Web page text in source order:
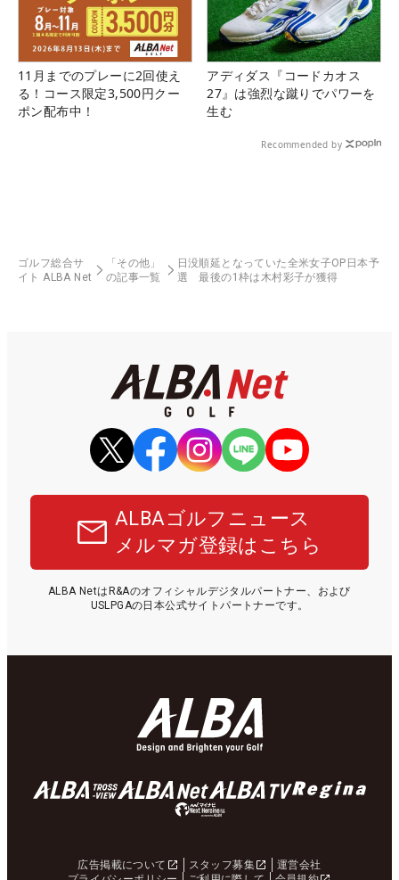
11月までのプレーに2回使え
る！コース限定3,500円クー
ポン配布中！
アディダス『コードカオス
27』は強烈な蹴りでパワーを
生む
Recommended by
ゴルフ総合サ
イト ALBA Net
「その他」
の記事一覧
日没順延となっていた全米女子OP日本予
選 最後の1枠は木村彩子が獲得
ALBAゴルフニュース
メルマガ登録はこちら
ALBA NetはR&Aのオフィシャルデジタルパートナー、および
USLPGAの日本公式サイトパートナーです。
広告掲載について スタッフ募集
運営会社